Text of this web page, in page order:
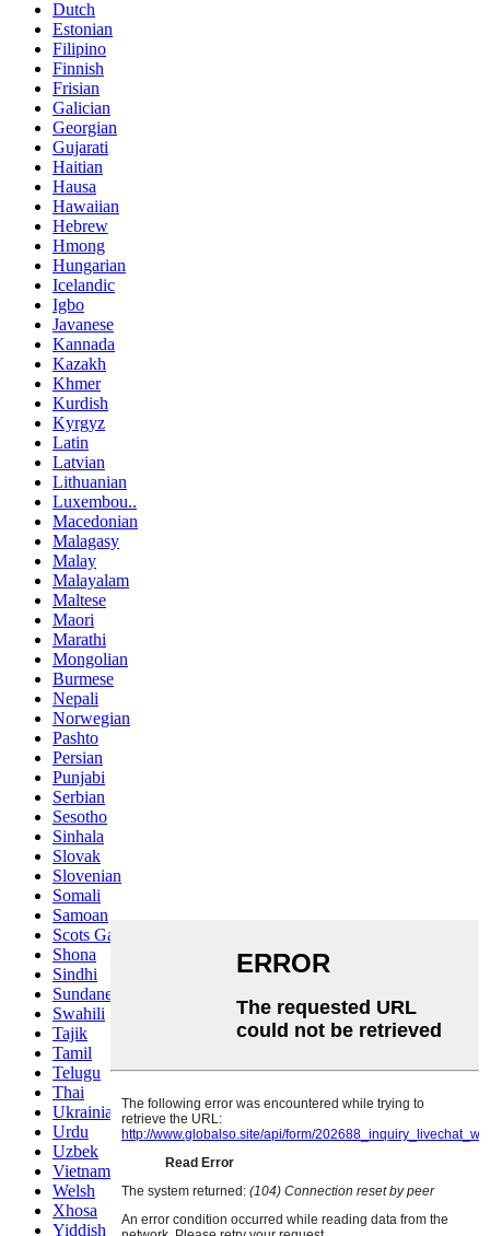
Dutch
Estonian
Filipino
Finnish
Frisian
Galician
Georgian
Gujarati
Haitian
Hausa
Hawaiian
Hebrew
Hmong
Hungarian
Icelandic
Igbo
Javanese
Kannada
Kazakh
Khmer
Kurdish
Kyrgyz
Latin
Latvian
Lithuanian
Luxembou..
Macedonian
Malagasy
Malay
Malayalam
Maltese
Maori
Marathi
Mongolian
Burmese
Nepali
Norwegian
Pashto
Persian
Punjabi
Serbian
Sesotho
Sinhala
Slovak
Slovenian
Somali
Samoan
Scots Gaelic
Shona
Sindhi
Sundanese
Swahili
Tajik
Tamil
Telugu
Thai
Ukrainian
Urdu
Uzbek
Vietnamese
Welsh
Xhosa
Yiddish